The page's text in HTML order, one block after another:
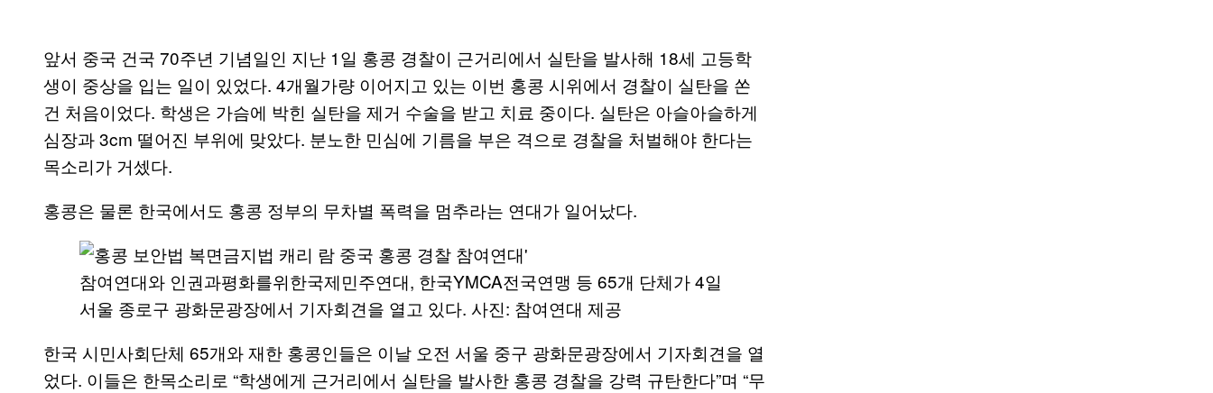
앞서 중국 건국 70주년 기념일인 지난 1일 홍콩 경찰이 근거리에서 실탄을 발사해 18세 고등학
생이 중상을 입는 일이 있었다. 4개월가량 이어지고 있는 이번 홍콩 시위에서 경찰이 실탄을 쏜
건 처음이었다. 학생은 가슴에 박힌 실탄을 제거 수술을 받고 치료 중이다. 실탄은 아슬아슬하게
심장과 3cm 떨어진 부위에 맞았다. 분노한 민심에 기름을 부은 격으로 경찰을 처벌해야 한다는
목소리가 거셌다.
홍콩은 물론 한국에서도 홍콩 정부의 무차별 폭력을 멈추라는 연대가 일어났다.
참여연대와 인권과평화를위한국제민주연대, 한국YMCA전국연맹 등 65개 단체가 4일
서울 종로구 광화문광장에서 기자회견을 열고 있다. 사진: 참여연대 제공
한국 시민사회단체 65개와 재한 홍콩인들은 이날 오전 서울 중구 광화문광장에서 기자회견을 열
었다. 이들은 한목소리로 “학생에게 근거리에서 실탄을 발사한 홍콩 경찰을 강력 규탄한다”며 “무